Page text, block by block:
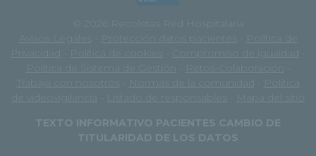
© 2026 Recoletas Red Hospitalaria
Avisos Legales
Protección datos pacientes
Política de
Privacidad
Política de cookies Compromiso de igualdad
Política de Sistema de Gestión
Retos-Colaboración
Trabaja con nosotros
Normas de la comunidad
Política
de videovigilancia
Listado de responsables
Mapa del sitio
TEXTO INFORMATIVO PACIENTES CAMBIO DE
TITULARIDAD DE LOS DATOS